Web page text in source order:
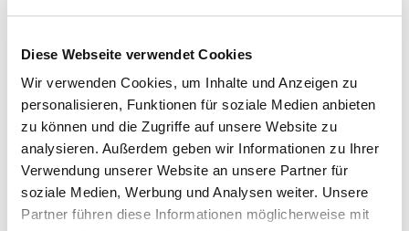
Diese Webseite verwendet Cookies
Wir verwenden Cookies, um Inhalte und Anzeigen zu
personalisieren, Funktionen für soziale Medien anbieten
zu können und die Zugriffe auf unsere Website zu
analysieren. Außerdem geben wir Informationen zu Ihrer
Verwendung unserer Website an unsere Partner für
soziale Medien, Werbung und Analysen weiter. Unsere
Partner führen diese Informationen möglicherweise mit
Bad
Hauswechseltag
Sonntag
Kinderhochstuhl
Wärmepumpe
Neben- und Verbrauchskosten